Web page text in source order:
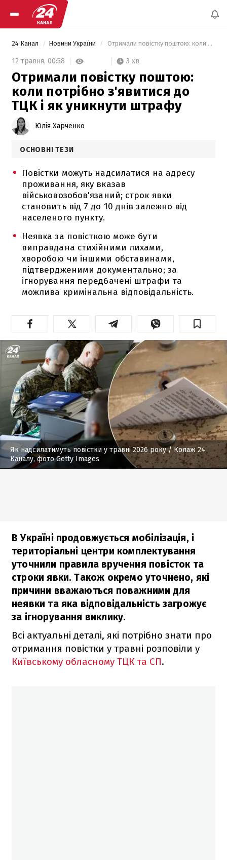
24 Канал Новини України Отримали повістку поштою: коли потрібно з'явитися до ТЦК і як уникнути штрафу
12 травня, 00:58 3 хв
Отримали повістку поштою:
коли потрібно з'явитися до
ТЦК і як уникнути штрафу
Юлія Харченко
ОСНОВНІ ТЕЗИ
Повістки можуть надсилатися на адресу
проживання, яку вказав
військовозобов'язаний; строк явки
становить від 7 до 10 днів залежно від
населеного пункту.
Неявка за повісткою може бути
виправдана стихійними лихами,
хворобою чи іншими обставинами,
підтвердженими документально; за
ігнорування передбачені штрафи та
можлива кримінальна відповідальність.
Як надсилатимуть повістки у травні 2026 року/ Колаж 24
Каналу, фото Getty Images
В Україні продовжується мобілізація, і
територіальні центри комплектування
уточнили правила вручення повісток та
строки явки. Також окремо уточнено, які
причини вважаються поважними для
неявки та яка відповідальність загрожує
за ігнорування виклику.
Всі актуальні деталі, які потрібно знати про
отримання повістки у травні розповіли у
Київському обласному ТЦК та СП.